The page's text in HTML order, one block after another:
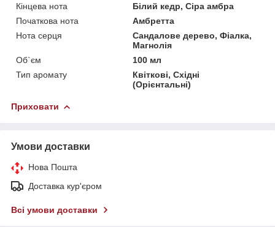
Кінцева нота
Білий кедр, Сіра амбра
Початкова нота
Амбретта
Нота серця
Сандалове дерево, Фіалка,
Магнолія
Об`єм
100 мл
Тип аромату
Квіткові, Східні
(Орієнтальні)
Приховати
Умови доставки
Нова Пошта
Доставка кур'єром
Всі умови доставки